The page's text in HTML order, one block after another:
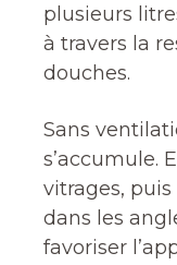
plusieurs
à travers la
douches.
Sans
s’accumule.
vitrages,
dans les
favoriser